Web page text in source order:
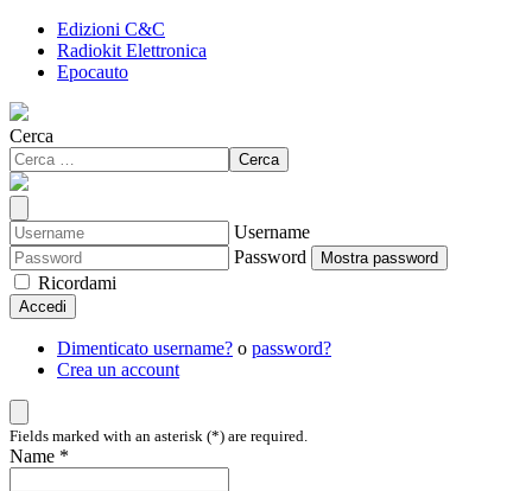
Edizioni C&C
Radiokit Elettronica
Epocauto
Cerca
Cerca
Username
Password
Mostra password
Ricordami
Accedi
Dimenticato username? o password?
Crea un account
Fields marked with an asterisk (*) are required.
Name *